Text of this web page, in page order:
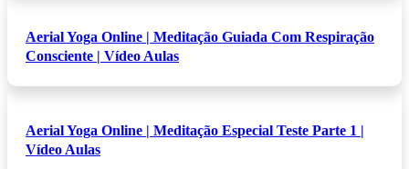
Aerial Yoga Online | Meditação Guiada Com Respiração
Consciente | Vídeo Aulas
Aerial Yoga Online | Meditação Especial Teste Parte 1 |
Vídeo Aulas